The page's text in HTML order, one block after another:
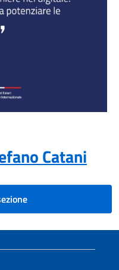
Catani